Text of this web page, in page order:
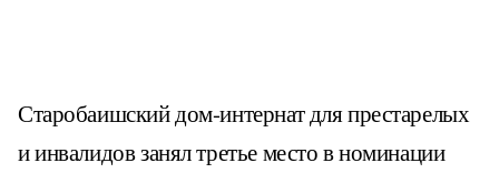
Старобаишский дом-интернат для престарелых
и инвалидов занял третье место в номинации